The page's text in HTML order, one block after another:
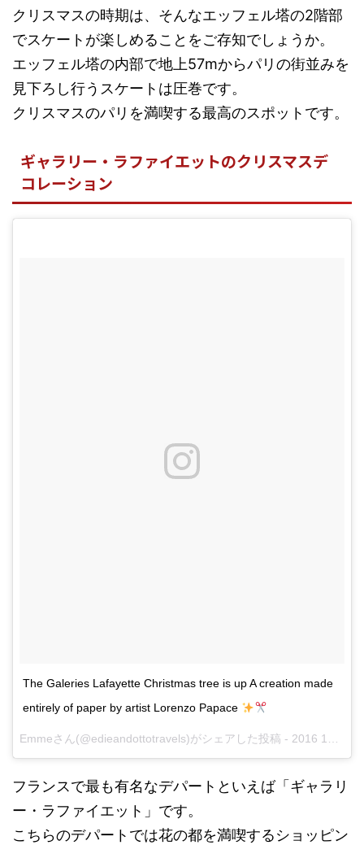
クリスマスの時期は、そんなエッフェル塔の2階部
でスケートが楽しめることをご存知でしょうか。
エッフェル塔の内部で地上57mからパリの街並みを
見下ろし行うスケートは圧巻です。
クリスマスのパリを満喫する最高のスポットです。
ギャラリー・ラファイエットのクリスマスデ
コレーション
The Galeries Lafayette Christmas tree is up A creation made
entirely of paper by artist Lorenzo Papace
Emmeさん(@edieandottotravels)がシェアした投稿 - 2016 11月 11 1:15午後 PST
フランスで最も有名なデパートといえば「ギャラリ
ー・ラファイエット」です。
こちらのデパートでは花の都を満喫するショッピン